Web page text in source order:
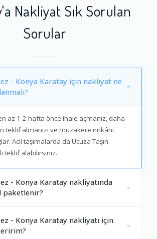
Nakliyat Sık Sorulan
Sorular
- Konya Karatay için nakliyat ne
az 1-2 hafta önce ihale açmanız, daha
teklif almanızı ve müzakere imkânı
Acil taşımalarda da Ucuza Taşın
teklif alabilirsiniz.
- Konya Karatay nakliyatında
paketlenir?
- Konya Karatay nakliyatı için